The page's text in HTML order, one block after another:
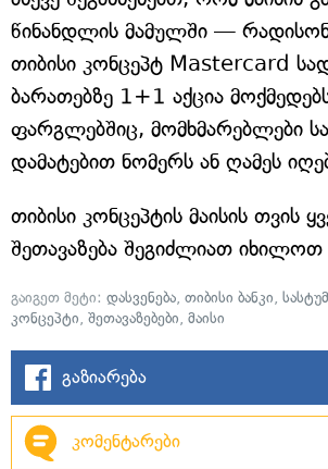
წინანდლის მამულში —
თიბისი კონცეპტ Mastercard
ბარათებზე 1+1 აქცია
ფარგლებშიც, მომხმარებლები
დამატებით ნომერს ან ღამეს
თიბისი კონცეპტის მაისის თვის
შეთავაზება შეგიძლიათ იხილოთ
გაიგეთ მეტი: დასვენება, თიბისი ბანკი,
კონცეპტი, შეთავაზებები, მაისი
გაზიარება
კომენტარები